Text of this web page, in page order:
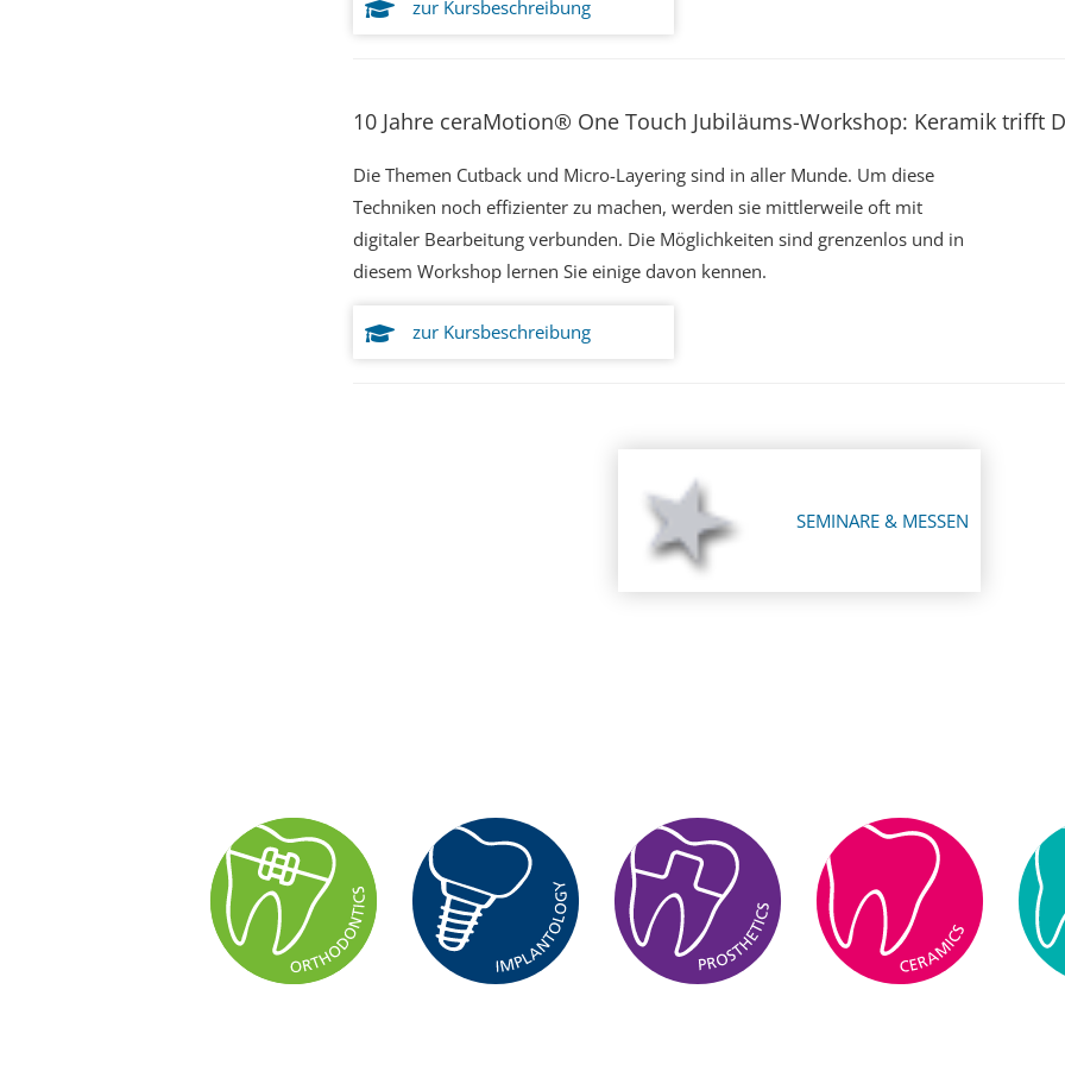
zur Kursbeschreibung
10 Jahre ceraMotion® One Touch Jubiläums-Workshop: Keramik trifft
Die Themen Cutback und Micro-Layering sind in aller Munde. Um diese
Techniken noch effizienter zu machen, werden sie mittlerweile oft mit
digitaler Bearbeitung verbunden. Die Möglichkeiten sind grenzenlos und in
diesem Workshop lernen Sie einige davon kennen.
zur Kursbeschreibung
SEMINARE & MESSEN